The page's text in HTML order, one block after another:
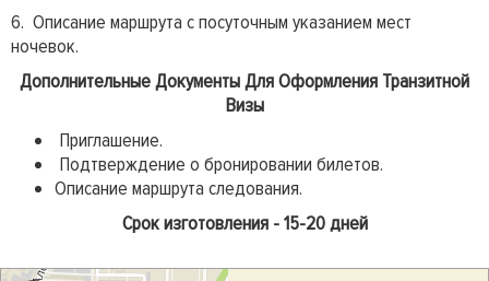
6. Описание маршрута с посуточным указанием мест
ночевок.
Дополнительные Документы Для Оформления Транзитной
Визы
Приглашение.
Подтверждение о бронировании билетов.
Описание маршрута следования.
Срок изготовления - 15-20 дней